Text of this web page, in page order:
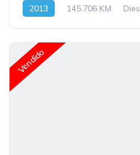
2013 145.706 KM
Vendido